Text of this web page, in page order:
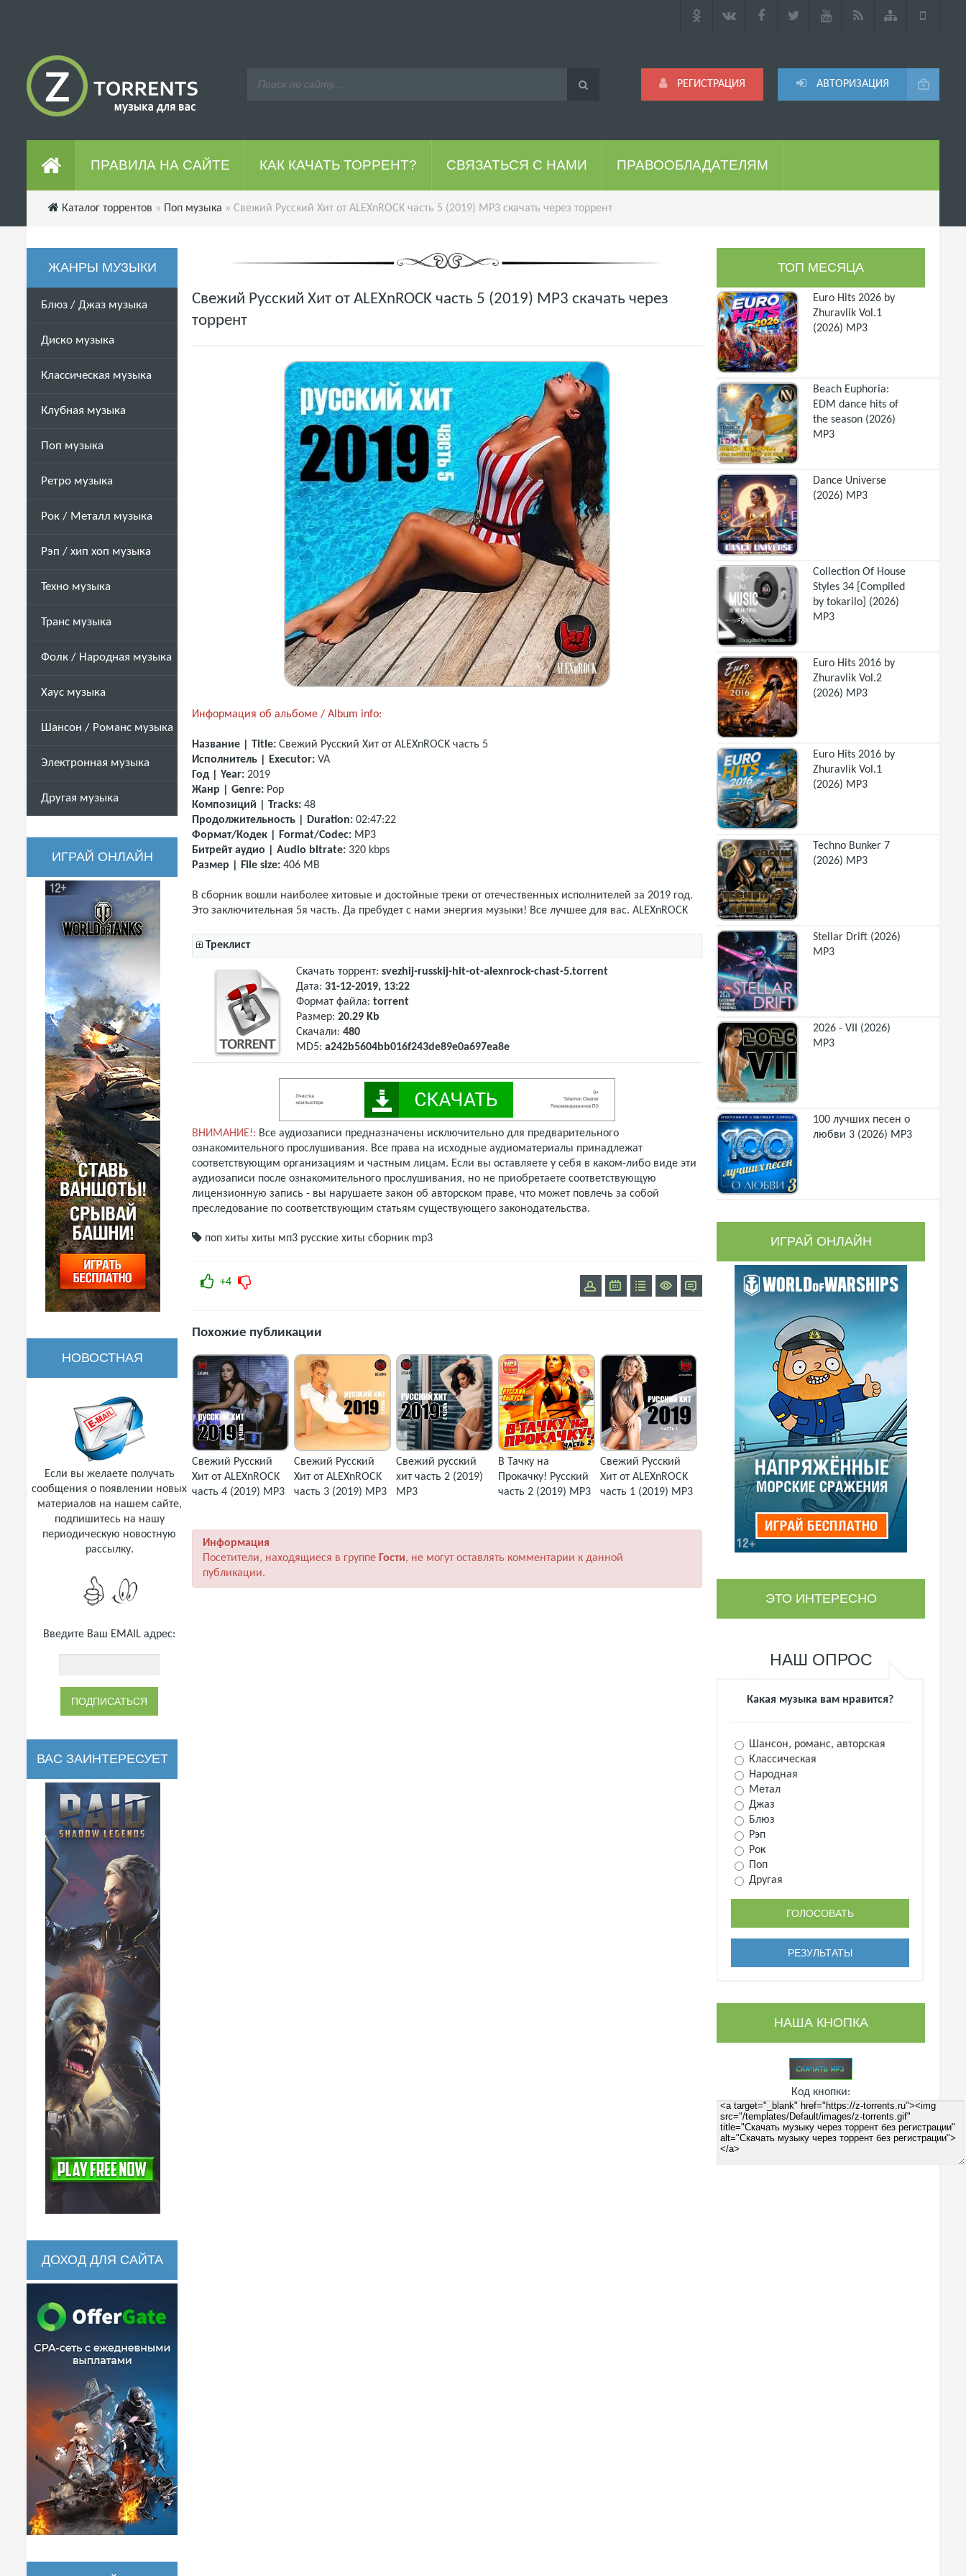
АВТОРИЗАЦИЯ
РЕГИСТРАЦИЯ
ПРАВИЛА НА САЙТЕ КАК КАЧАТЬ ТОРРЕНТ? СВЯЗАТЬСЯ С НАМИ ПРАВООБЛАДАТЕЛЯМ
Каталог торрентов » Поп музыка » Свежий Русский Хит от ALEXnROCK часть 5 (2019) MP3 скачать через торрент
ЖАНРЫ МУЗЫКИ
Блюз / Джаз музыка
Диско музыка
Классическая музыка
Клубная музыка
Поп музыка
Ретро музыка
Рок / Металл музыка
Рэп / хип хоп музыка
Техно музыка
Транс музыка
Фолк / Народная музыка
Хаус музыка
Шансон / Романс музыка
Электронная музыка
Другая музыка
ИГРАЙ ОНЛАЙН
НОВОСТНАЯ
РАССЫЛКА
Если вы желаете получать
сообщения о появлении новых
материалов на нашем сайте,
подпишитесь на нашу
периодическую новостную
рассылку.
Введите Ваш EMAIL адрес:
ВАС ЗАИНТЕРЕСУЕТ
ДОХОД ДЛЯ САЙТА
Свежий Русский Хит от ALEXnROCK часть 5 (2019) MP3 скачать через
торрент
Информация об альбоме / Album info:
Название | Title: Свежий Русский Хит от ALEXnROCK часть 5
Исполнитель | Executor: VA
Год | Year: 2019
Жанр | Genre: Pop
Композиций | Tracks: 48
Продолжительность | Duration: 02:47:22
Формат/Кодек | Format/Codec: MP3
Битрейт аудио | Audio bitrate: 320 kbps
Размер | File size: 406 MB
В сборник вошли наиболее хитовые и достойные треки от отечественных исполнителей за 2019 год.
Это заключительная 5я часть. Да пребудет с нами энергия музыки! Все лучшее для вас. ALEXnROCK
Треклист
Скачать торрент: svezhij-russkij-hit-ot-alexnrock-chast-5.torrent
Дата: 31-12-2019, 13:22
Формат файла: torrent
Размер: 20.29 Kb
Скачали: 480
MD5: a242b5604bb016f243de89e0a697ea8e
ВНИМАНИЕ!: Все аудиозаписи предназначены исключительно для предварительного
ознакомительного прослушивания. Все права на исходные аудиоматериалы принадлежат
соответствующим организациям и частным лицам. Если вы оставляете у себя в каком-либо виде эти
аудиозаписи после ознакомительного прослушивания, но не приобретаете соответствующую
лицензионную запись - вы нарушаете закон об авторском праве, что может повлечь за собой
преследование по соответствующим статьям существующего законодательства.
поп хиты хиты мп3 русские хиты сборник mp3
+4
Похожие публикации
Свежий Русский
Хит от ALEXnROCK
часть 4 (2019) MP3
Свежий Русский
Хит от ALEXnROCK
часть 3 (2019) MP3
Свежий русский
хит часть 2 (2019)
MP3
В Тачку на
Прокачку! Русский
часть 2 (2019) MP3
Свежий Русский
Хит от ALEXnROCK
часть 1 (2019) MP3
Информация
Посетители, находящиеся в группе Гости, не могут оставлять комментарии к данной
публикации.
ТОП МЕСЯЦА
Euro Hits 2026 by
Zhuravlik Vol.1
(2026) MP3
Beach Euphoria:
EDM dance hits of
the season (2026)
MP3
Dance Universe
(2026) MP3
Collection Of House
Styles 34 [Compiled
by tokarilo] (2026)
MP3
Euro Hits 2016 by
Zhuravlik Vol.2
(2026) MP3
Euro Hits 2016 by
Zhuravlik Vol.1
(2026) MP3
Techno Bunker 7
(2026) MP3
Stellar Drift (2026)
MP3
2026 - VII (2026)
MP3
100 лучших песен о
любви 3 (2026) MP3
ИГРАЙ ОНЛАЙН
ЭТО ИНТЕРЕСНО
НАШ ОПРОС
Какая музыка вам нравится?
Шансон, романс, авторская
Классическая
Народная
Метал
Джаз
Блюз
Рэп
Рок
Поп
Другая
НАША КНОПКА
Код кнопки: